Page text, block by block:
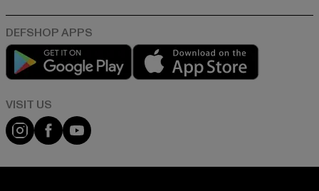
Play market
Visit our Instagram page:
Visit our Facebook page:
Visit our YouTube channel: